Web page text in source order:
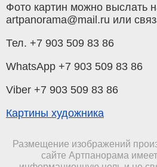
Фото картин можно выслать
artpanorama@mail.ru или
Тел. +7 903 509 83 86
WhatsApp +7 903 509 83 86
Viber +7 903 509 83 86
Картины художника
Размещение изображений
сайте Артпанорама